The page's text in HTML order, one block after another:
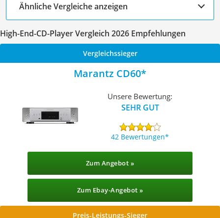
Ähnliche Vergleiche anzeigen
High-End-CD-Player Vergleich 2026 Empfehlungen
Vergleichssieger
Marantz CD60
Unsere Bewertung:
SEHR GUT
42 Bewertungen
Zum Angebot »
Zum Ebay-Angebot »
Preis-Leistungs-Sieger